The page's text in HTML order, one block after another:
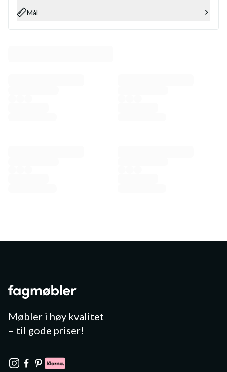
Mål
Møbler i høy kvalitet
– til gode priser!